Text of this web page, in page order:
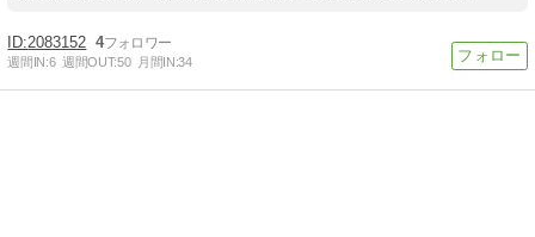
2083152 4
週間IN:6 週間OUT:50 月間IN:34